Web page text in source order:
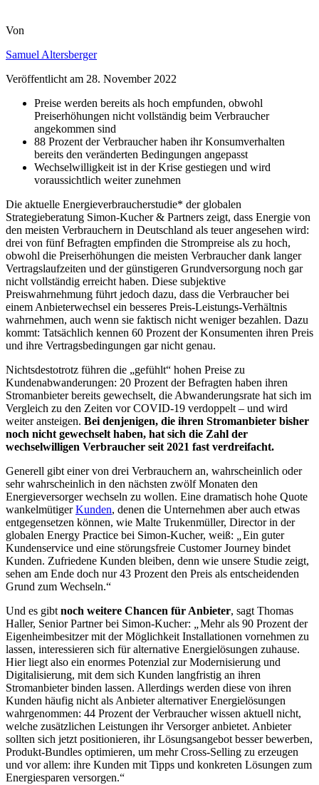
Von
Samuel Altersberger
Veröffentlicht am 28. November 2022
Preise werden bereits als hoch empfunden, obwohl
Preiserhöhungen nicht vollständig beim Verbraucher
angekommen sind
88 Prozent der Verbraucher haben ihr Konsumverhalten
bereits den veränderten Bedingungen angepasst
Wechselwilligkeit ist in der Krise gestiegen und wird
voraussichtlich weiter zunehmen
Die aktuelle Energieverbraucherstudie* der globalen
Strategieberatung Simon-Kucher & Partners zeigt, dass Energie von
den meisten Verbrauchern in Deutschland als teuer angesehen wird:
drei von fünf Befragten empfinden die Strompreise als zu hoch,
obwohl die Preiserhöhungen die meisten Verbraucher dank langer
Vertragslaufzeiten und der günstigeren Grundversorgung noch gar
nicht vollständig erreicht haben. Diese subjektive
Preiswahrnehmung führt jedoch dazu, dass die Verbraucher bei
einem Anbieterwechsel ein besseres Preis-Leistungs-Verhältnis
wahrnehmen, auch wenn sie faktisch nicht weniger bezahlen. Dazu
kommt: Tatsächlich kennen 60 Prozent der Konsumenten ihren Preis
und ihre Vertragsbedingungen gar nicht genau.
Nichtsdestotrotz führen die „gefühlt“ hohen Preise zu
Kundenabwanderungen: 20 Prozent der Befragten haben ihren
Stromanbieter bereits gewechselt, die Abwanderungsrate hat sich im
Vergleich zu den Zeiten vor COVID-19 verdoppelt – und wird
weiter ansteigen. Bei denjenigen, die ihren Stromanbieter bisher
noch nicht gewechselt haben, hat sich die Zahl der
wechselwilligen Verbraucher seit 2021 fast verdreifacht.
Generell gibt einer von drei Verbrauchern an, wahrscheinlich oder
sehr wahrscheinlich in den nächsten zwölf Monaten den
Energieversorger wechseln zu wollen. Eine dramatisch hohe Quote
wankelmütigerKunden, denen die Unternehmen aber auch etwas
entgegensetzen können, wie Malte Trukenmüller, Director in der
globalen Energy Practice bei Simon-Kucher, weiß:
Ein guter
Kundenservice und eine störungsfreie Customer Journey bindet
Kunden. Zufriedene Kunden bleiben, denn wie unsere Studie zeigt,
sehen am Ende doch nur 43 Prozent den Preis als entscheidenden
Grund zum Wechseln.“
Und es gibt noch weitere Chancen für Anbieter, sagt Thomas
Haller, Senior Partner bei Simon-Kucher:
Mehr als 90 Prozent der
Eigenheimbesitzer mit der Möglichkeit Installationen vornehmen zu
lassen, interessieren sich für alternative Energielösungen zuhause.
Hier liegt also ein enormes Potenzial zur Modernisierung und
Digitalisierung, mit dem sich Kunden langfristig an ihren
Stromanbieter binden lassen. Allerdings werden diese von ihren
Kunden häufig nicht als Anbieter alternativer Energielösungen
wahrgenommen: 44 Prozent der Verbraucher wissen aktuell nicht,
welche zusätzlichen Leistungen ihr Versorger anbietet. Anbieter
sollten sich jetzt positionieren, ihr Lösungsangebot besser bewerben,
Produkt-Bundles optimieren, um mehr Cross-Selling zu erzeugen
und vor allem: ihre Kunden mit Tipps und konkreten Lösungen zum
Energiesparen versorgen.“